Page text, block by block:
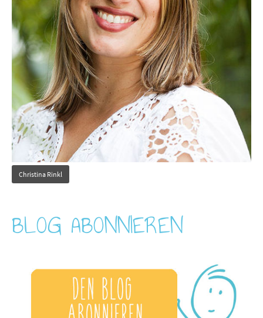
Christina Rinkl
BLOG ABONNIEREN